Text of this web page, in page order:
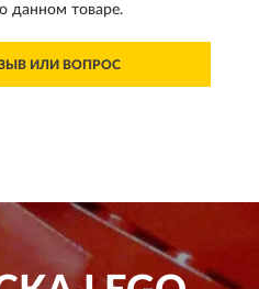
данном товаре.
ИЛИ ВОПРОС